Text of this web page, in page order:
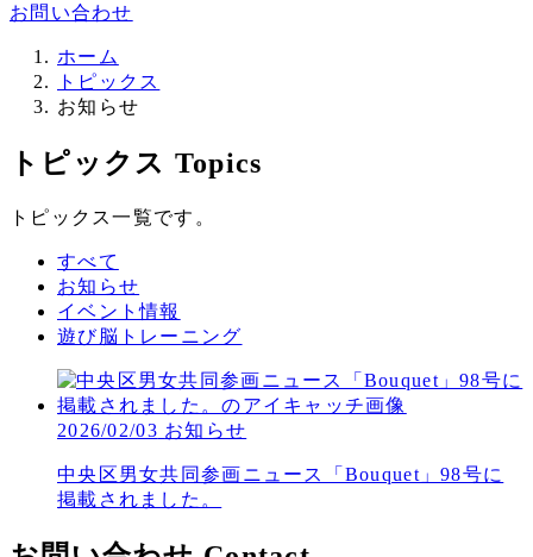
お問い合わせ
ホーム
トピックス
お知らせ
トピックス Topics
トピックス一覧です。
すべて
お知らせ
イベント情報
遊び脳トレーニング
2026/02/03 お知らせ
中央区男女共同参画ニュース「Bouquet」98号に
掲載されました。